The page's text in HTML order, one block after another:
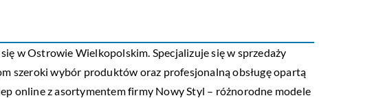
w Ostrowie Wielkopolskim. Specjalizuje się w sprzedaży
szeroki wybór produktów oraz profesjonalną obsługę opartą
online z asortymentem firmy Nowy Styl – różnorodne modele